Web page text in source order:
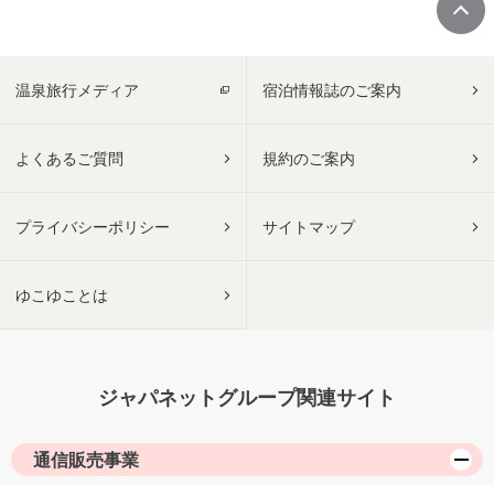
温泉旅行メディア 宿泊情報誌のご案内
よくあるご質問 規約のご案内
プライバシーポリシー サイトマップ
ゆこゆことは
ジャパネットグループ関連サイト
通信販売事業